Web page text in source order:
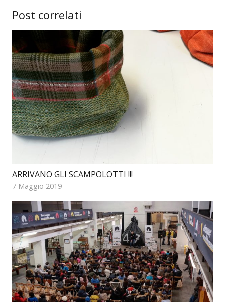
Post correlati
ARRIVANO GLI SCAMPOLOTTI !!!
7 Maggio 2019